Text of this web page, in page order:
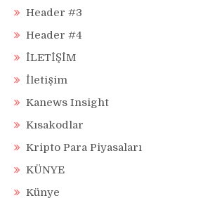
Header #3
Header #4
İLETİŞİM
İletişim
Kanews Insight
Kısakodlar
Kripto Para Piyasaları
KÜNYE
Künye